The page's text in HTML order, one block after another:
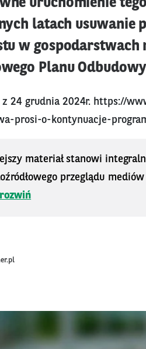
uruchomienie
latach usuwanie
w
Planu
z 24 grudnia 2024r. https://
prosi-o-kontynuacje-
materiał stanowi
przeglądu
rozwiń